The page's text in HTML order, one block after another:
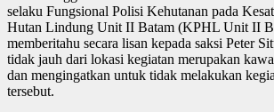
selaku Fungsional Polisi Kehutanan pada
Hutan Lindung Unit II Batam (KPHL Unit II
memberitahu secara lisan kepada saksi Peter
tidak jauh dari lokasi kegiatan merupakan
dan mengingatkan untuk tidak melakukan
tersebut.